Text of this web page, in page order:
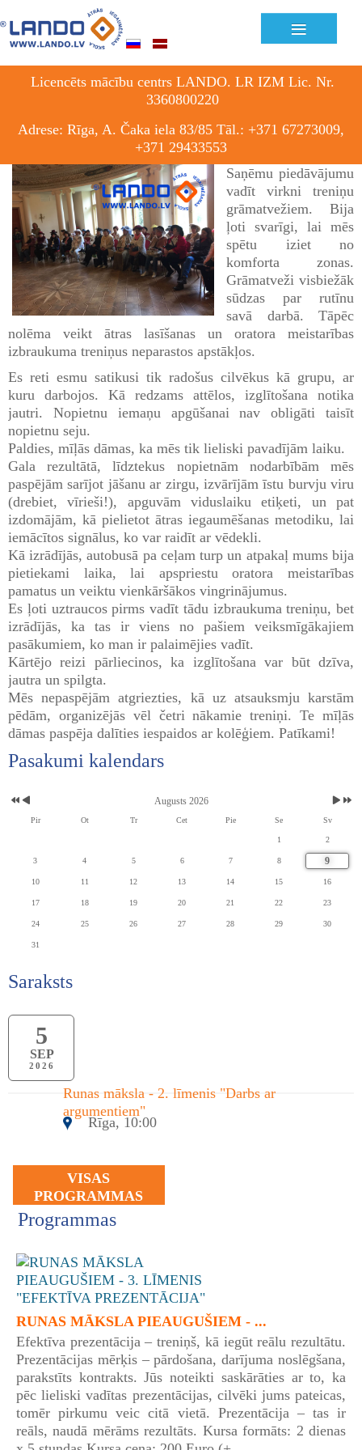
≡
Licencēts mācību centrs LANDO. LR IZM Lic. Nr.
3360800220
Adrese: Rīga, A. Čaka iela 83/85 Tāl.: +371 67273009,
+371 29433553
Saņēmu piedāvājumu
vadīt virkni treniņu
grāmatvežiem. Bija
ļoti svarīgi, lai mēs
spētu iziet no
komforta zonas.
Grāmatveži visbiežāk
sūdzas par rutīnu
savā darbā. Tāpēc
nolēma veikt ātras lasīšanas un oratora meistarības
izbraukuma treniņus neparastos apstākļos.
Es reti esmu satikusi tik radošus cilvēkus kā grupu, ar
kuru darbojos. Kā redzams attēlos, izglītošana notika
jautri. Nopietnu iemaņu apgūšanai nav obligāti taisīt
nopietnu seju.
Paldies, mīļās dāmas, ka mēs tik lieliski pavadījām laiku.
Gala rezultātā, līdztekus nopietnām nodarbībām mēs
paspējām sarījot jāšanu ar zirgu, izvārījām īstu burvju viru
(drebiet, vīrieši!), apguvām viduslaiku etiķeti, un pat
izdomājām, kā pielietot ātras iegaumēšanas metodiku, lai
iemācītos signālus, ko var raidīt ar vēdekli.
Kā izrādījās, autobusā pa ceļam turp un atpakaļ mums bija
pietiekami laika, lai apspriestu oratora meistarības
pamatus un veiktu vienkāršākos vingrinājumus.
Es ļoti uztraucos pirms vadīt tādu izbraukuma treniņu, bet
izrādījās, ka tas ir viens no pašiem veiksmīgākajiem
pasākumiem, ko man ir palaimējies vadīt.
Kārtējo reizi pārliecinos, ka izglītošana var būt dzīva,
jautra un spilgta.
Mēs nepaspējām atgriezties, kā uz atsauksmju karstām
pēdām, organizējās vēl četri nākamie treniņi. Te mīļās
dāmas paspēja dalīties iespaidos ar kolēģiem. Patīkami!
Pasakumi kalendars
Year
Month
Augusts 2026
Pir Ot Tr Cet Pie Se Sv
1 2
3 4 5 6 7 8 9
10 11 12 13 14 15 16
17 18 19 20 21 22 23
24 25 26 27 28 29 30
31
Saraksts
5
SEP
2026
Runas māksla - 2. līmenis "Darbs ar
argumentiem"
Rīga, 10:00
VISAS
PROGRAMMAS
Programmas
RUNAS MĀKSLA PIEAUGUŠIEM - ...
Efektīva prezentācija – treniņš, kā iegūt reālu rezultātu.
Prezentācijas mērķis – pārdošana, darījuma noslēgšana,
parakstīts kontrakts. Jūs noteikti saskārāties ar to, ka
pēc lieliski vadītas prezentācijas, cilvēki jums pateicas,
tomēr pirkumu veic citā vietā. Prezentācija – tas ir
reāls, naudā mērāms rezultāts. Kursa formāts: 2 dienas